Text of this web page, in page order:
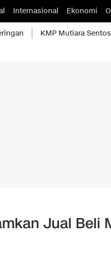
Internasional Ekonomi
KMP Mutiara
Jual Beli